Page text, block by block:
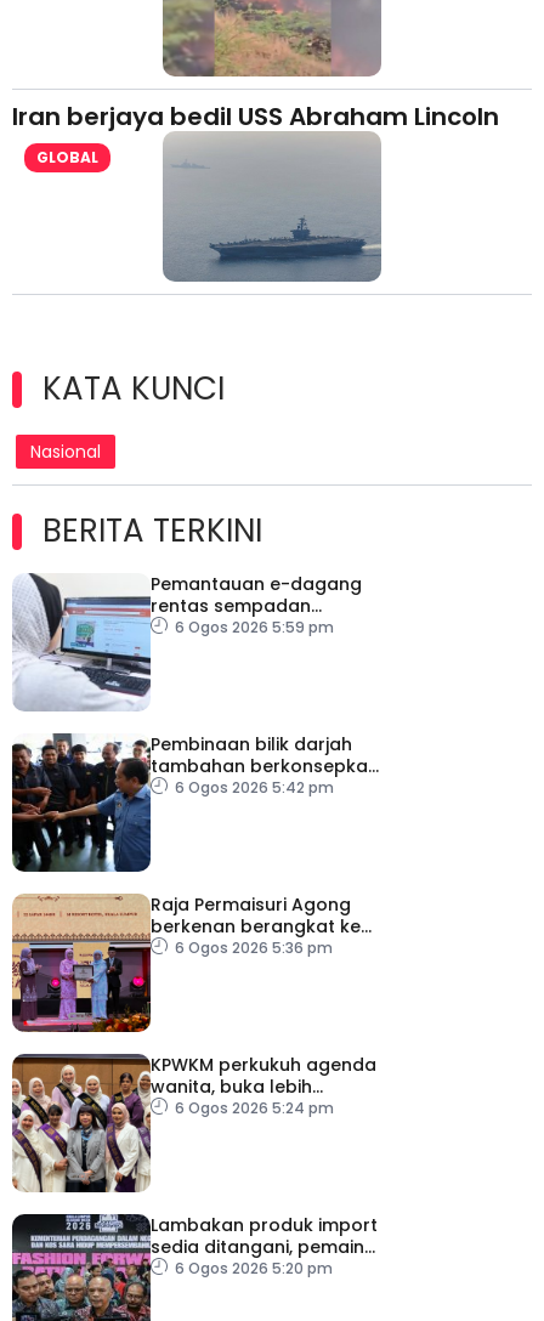
Iran berjaya bedil USS Abraham Lincoln
GLOBAL
KATA KUNCI
Nasional
BERITA TERKINI
Pemantauan e-dagang
rentas sempadan
diperketat, pastikan
6 Ogos 2026 5:59 pm
Pembinaan bilik darjah
tambahan berkonsepkan
MPS di sekolah terpilih,
6 Ogos 2026 5:42 pm
Raja Permaisuri Agong
berkenan berangkat ke
Majlis Anugerah Sastera
6 Ogos 2026 5:36 pm
KPWKM perkukuh agenda
wanita, buka lebih
banyak peluang
6 Ogos 2026 5:24 pm
Lambakan produk import
sedia ditangani, pemain
industri tempatan
6 Ogos 2026 5:20 pm